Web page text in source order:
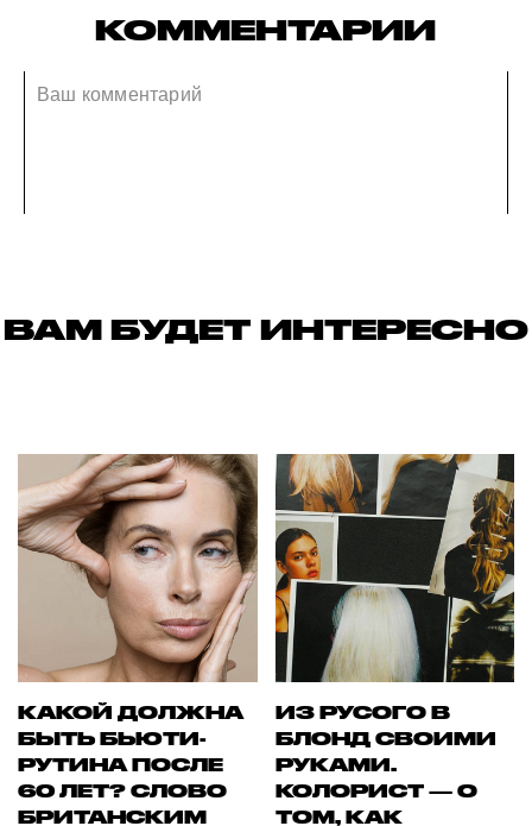
КОММЕНТАРИИ
ВАМ БУДЕТ ИНТЕРЕСНО
КАКОЙ ДОЛЖНА
БЫТЬ БЬЮТИ-
РУТИНА ПОСЛЕ
60 ЛЕТ? СЛОВО
БРИТАНСКИМ
ИЗ РУСОГО В
БЛОНД СВОИМИ
РУКАМИ.
КОЛОРИСТ — О
ТОМ, КАК